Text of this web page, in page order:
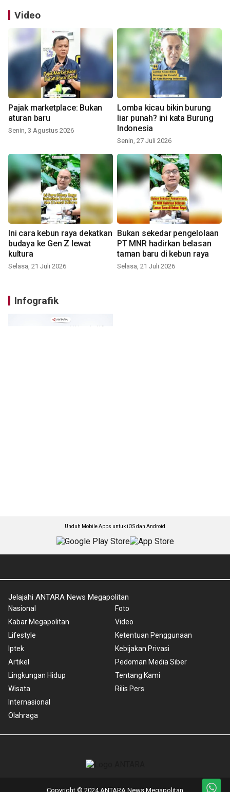
Video
Pajak marketplace: Bukan
aturan baru
Senin, 3 Agustus 2026
Lomba kicau bikin burung
liar punah? ini kata Burung
Indonesia
Senin, 27 Juli 2026
Ini cara kebun raya dekatkan
budaya ke Gen Z lewat
kultura
Selasa, 21 Juli 2026
Bukan sekedar pengelolaan
PT MNR hadirkan belasan
taman baru di kebun raya
Selasa, 21 Juli 2026
Infografik
Unduh Mobile Apps untuk iOS dan Android
Jelajahi ANTARA News Megapolitan
Nasional
Kabar Megapolitan
Lifestyle
Iptek
Artikel
Lingkungan Hidup
Wisata
Internasional
Olahraga
Foto
Video
Ketentuan Penggunaan
Kebijakan Privasi
Pedoman Media Siber
Tentang Kami
Rilis Pers
Copyright © 2024 ANTARA News Megapolitan